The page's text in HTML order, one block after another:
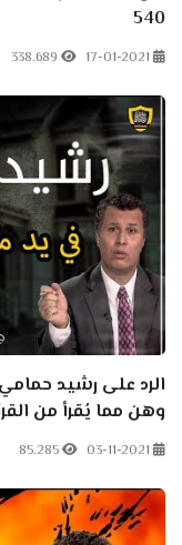
540
17-01-2021
338.689
الرد على رشيد
وهن مما يُقرأ من
03-11-2021
85.285